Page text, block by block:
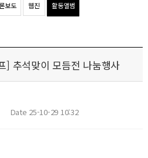
보도 웹진 활동앨범
] 추석맞이 모듬전 나눔행사
Date 25-10-29 10:32